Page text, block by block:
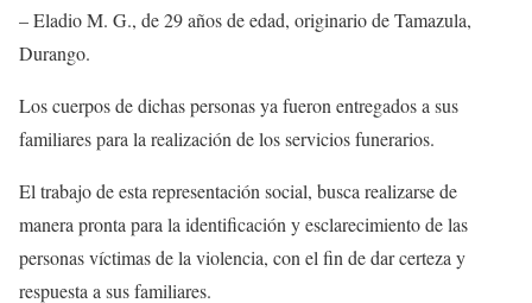
– Eladio M. G., de 29 años de edad, originario de Tamazula,
Durango.
Los cuerpos de dichas personas ya fueron entregados a sus
familiares para la realización de los servicios funerarios.
El trabajo de esta representación social, busca realizarse de
manera pronta para la identificación y esclarecimiento de las
personas víctimas de la violencia, con el fin de dar certeza y
respuesta a sus familiares.